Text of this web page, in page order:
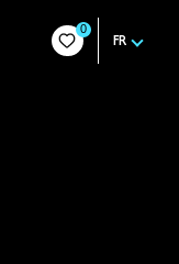
0
FR